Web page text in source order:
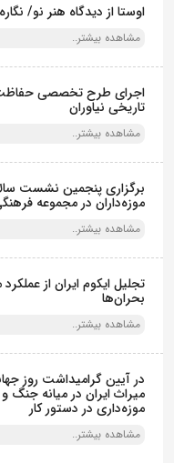
اوستا از دیدگاه هنر نو/
مشاهده بیشتر..
اجرای طرح تخصصی حفاظت
تاریخی نیاوران
مشاهده بیشتر..
برگزاری پنجمین نشست
موزه‌داران در مجموعه
مشاهده بیشتر..
تجلیل ایکوم ایران از
بحران‌ها
مشاهده بیشتر..
در آیین گرامیداشت روز
میراث ایران در میانه جنگ
موزه‌داری در دستور کار
مشاهده بیشتر..